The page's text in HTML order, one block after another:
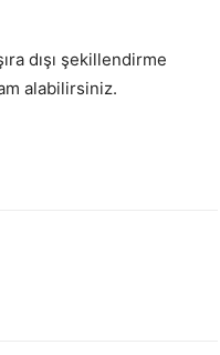
dışı şekillendirme
alabilirsiniz.